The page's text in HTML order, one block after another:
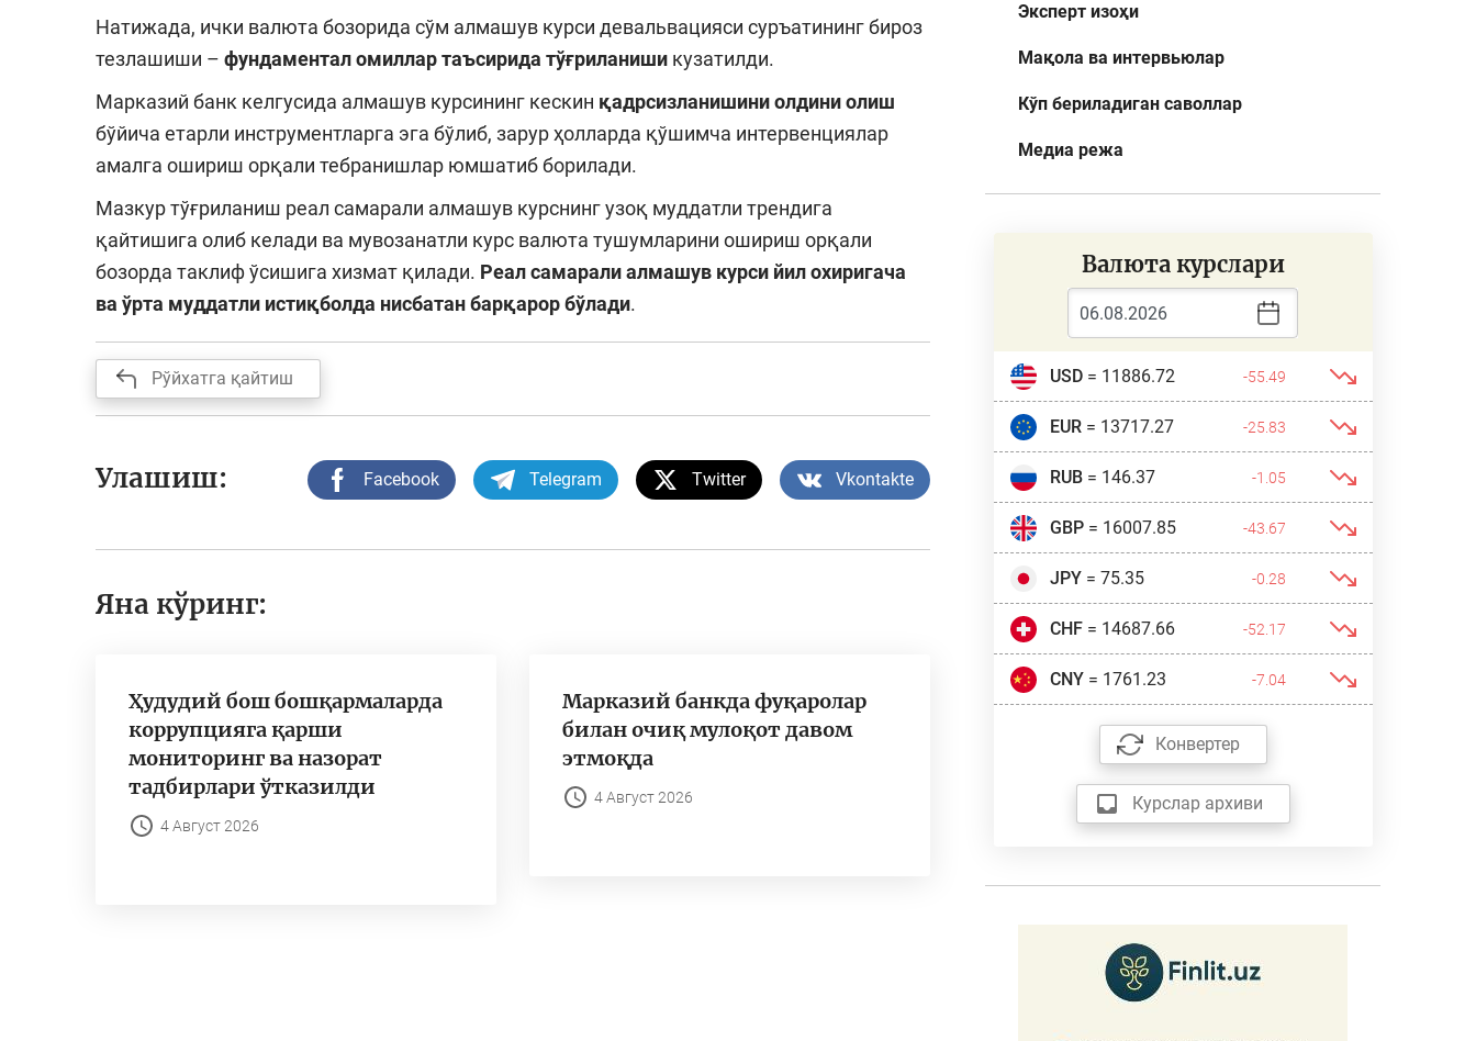
Натижада, ички валюта бозорида сўм алмашув курси девальвацияси суръатининг бироз
тезлашиши – фундаментал омиллар таъсирида тўғриланиши кузатилди.
Марказий банк келгусида алмашув курсининг кескин қадрсизланишини олдини олиш
бўйича етарли инструментларга эга бўлиб, зарур ҳолларда қўшимча интервенциялар
амалга ошириш орқали тебранишлар юмшатиб борилади.
Мазкур тўғриланиш реал самарали алмашув курснинг узоқ муддатли трендига
қайтишига олиб келади ва мувозанатли курс валюта тушумларини ошириш орқали
бозорда таклиф ўсишига хизмат қилади. Реал самарали алмашув курси йил охиригача
ва ўрта муддатли истиқболда нисбатан барқарор бўлади.
Рўйхатга қайтиш
Улашиш: Facebook Telegram Twitter Vkontakte
Яна кўринг:
Ҳудудий бош бошқармаларда
коррупцияга қарши
мониторинг ва назорат
тадбирлари ўтказилди
4 Август 2026
Марказий банкда фуқаролар
билан очиқ мулоқот давом
этмоқда
4 Август 2026
Эксперт изоҳи
Мақола ва интервьюлар
Кўп бериладиган саволлар
Медиа режа
Валюта курслари
USD= 11886.72 -55.49
EUR= 13717.27 -25.83
RUB= 146.37 -1.05
GBP= 16007.85 -43.67
JPY= 75.35 -0.28
CHF= 14687.66 -52.17
CNY= 1761.23 -7.04
Конвертер
Курслар архиви